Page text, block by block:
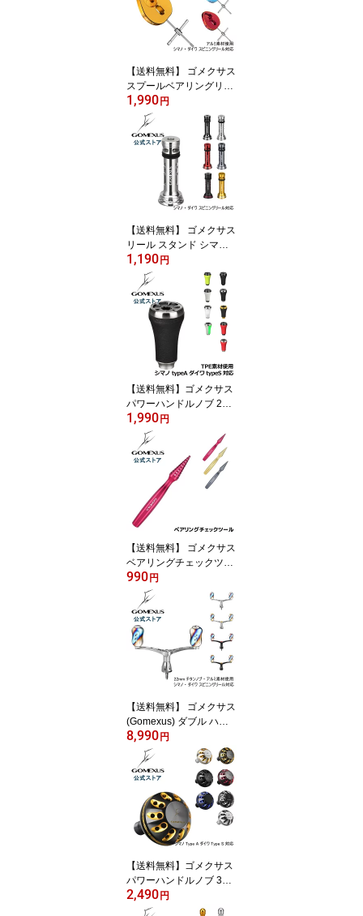
【送料無料】 ゴメクサス
スプールベアリングリム
ーバー スプールBBリム
ーバー シマノ ダイワ ア
ブガルシア ベイトリール
用 アルミ製 Gomexus
1,990 円
【送料無料】 ゴメクサス
リール スタンド シマノ s
himano ダイワ daiwa ス
ピニング リール 用 カス
タム パーツ リールスタ
ンド 17 ツインパワー 30
00-5000 19 ヴァンキッ
シュ 15 ルビアス 16 セル
テート 1003-3012 など
ボディーキーパー アルミ
48mm 42mm Gomexus
1,190 円
【送料無料】ゴメクサス
パワーハンドルノブ 20m
m TPE製 シマノ Shiman
o TypeA ダイワ Daiwa Ty
pe S リール カスタム パ
ーツ 交換 ナスキー 18 レ
ガリス フリームス LT 用
Gomexus
1,990 円
【送料無料】 ゴメクサス
ベアリングチェックツー
ル レフレッシュ 用 ベア
リング 洗浄 メンテナン
ス 工具 アルミ製 Gomex
us
990 円
【送料無料】 ゴメクサス
(Gomexus) ダブル ハン
ドル 98mm シマノ (Shim
ano) ダイワ (Daiwa) ス
ピニングリール 用 20 ル
ビアス LT 2500 など用
超々ジュラルミン製 チタ
ンノブ付き ダブルハンド
ル
8,990 円
【送料無料】ゴメクサス
パワーハンドルノブ 35m
m 38mm 41mm アルミ
シマノ Shimano TypeA
2,490 円